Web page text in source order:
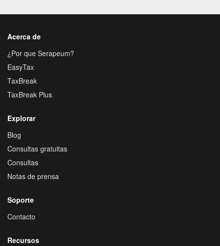
Acerca de
¿Por que Serapeum?
EasyTax
TaxBreak
TaxBreak Plus
Explorar
Blog
Consultas gratuitas
Consultas
Notas de prensa
Soporte
Contacto
Recursos